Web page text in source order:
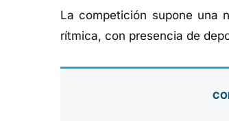
La competición supone una
rítmica, con presencia de